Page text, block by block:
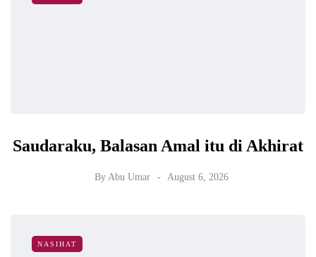
Saudaraku, Balasan Amal itu di Akhirat
By Abu Umar August 6, 2026
NASIHAT